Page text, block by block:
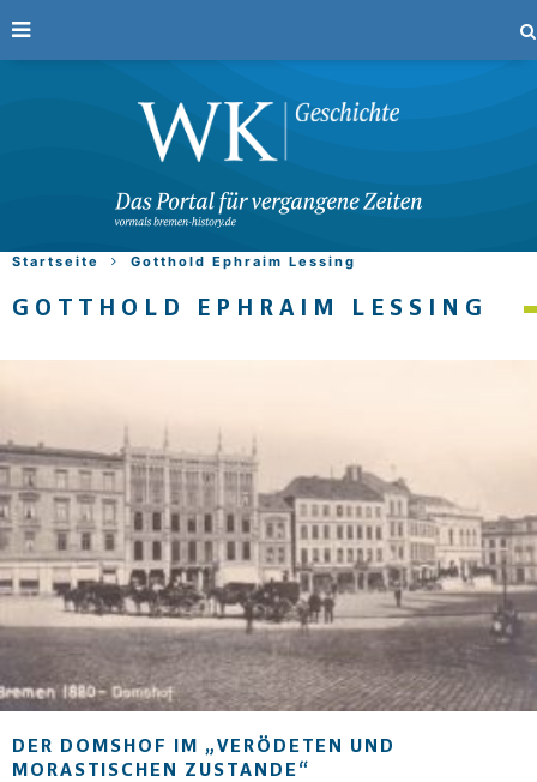
Startseite Gotthold Ephraim Lessing
GOTTHOLD EPHRAIM LESSING
DER DOMSHOF IM „VERÖDETEN UND
MORASTISCHEN ZUSTANDE“